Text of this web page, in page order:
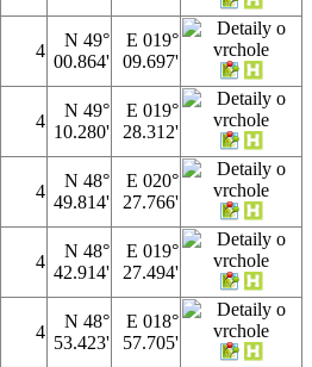
4
N 49°
00.864'
E 019°
09.697'
4
N 49°
10.280'
E 019°
28.312'
4
N 48°
49.814'
E 020°
27.766'
4
N 48°
42.914'
E 019°
27.494'
4
N 48°
53.423'
E 018°
57.705'